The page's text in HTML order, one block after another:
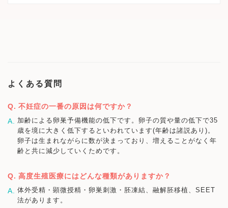
よくある質問
不妊症の一番の原因は何ですか？
加齢による卵巣予備機能の低下です。卵子の質や量の低下で35
歳を境に大きく低下するといわれています(年齢は諸説あり)。
卵子は生まれながらに数が決まっており、増えることがなく年
齢と共に減少していくためです。
高度生殖医療にはどんな種類がありますか？
体外受精・顕微授精・卵巣刺激・胚凍結、融解胚移植、SEET
法があります。